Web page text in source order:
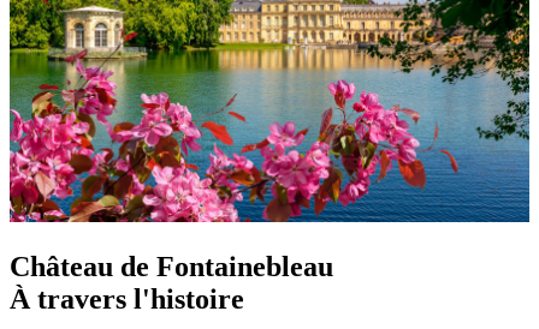
Château de Fontainebleau
À travers l'histoire